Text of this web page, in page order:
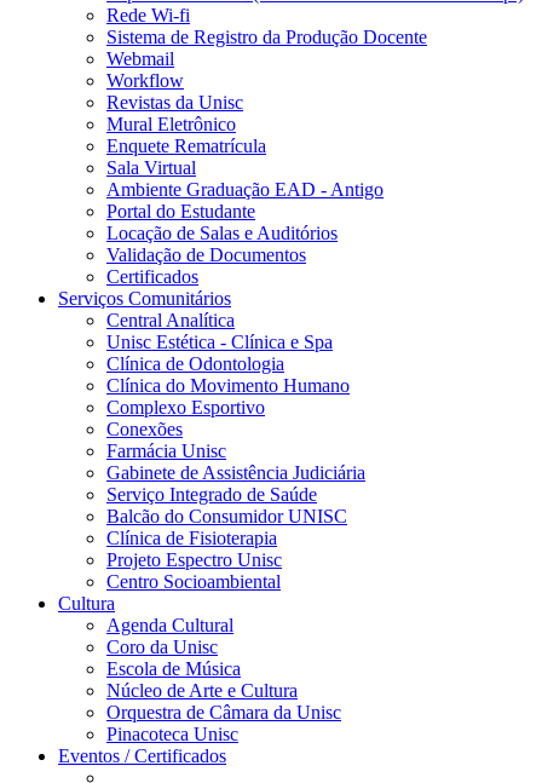
Rede Wi-fi
Sistema de Registro da Produção Docente
Webmail
Workflow
Revistas da Unisc
Mural Eletrônico
Enquete Rematrícula
Sala Virtual
Ambiente Graduação EAD - Antigo
Portal do Estudante
Locação de Salas e Auditórios
Validação de Documentos
Certificados
Serviços Comunitários
Central Analítica
Unisc Estética - Clínica e Spa
Clínica de Odontologia
Clínica do Movimento Humano
Complexo Esportivo
Conexões
Farmácia Unisc
Gabinete de Assistência Judiciária
Serviço Integrado de Saúde
Balcão do Consumidor UNISC
Clínica de Fisioterapia
Projeto Espectro Unisc
Centro Socioambiental
Cultura
Agenda Cultural
Coro da Unisc
Escola de Música
Núcleo de Arte e Cultura
Orquestra de Câmara da Unisc
Pinacoteca Unisc
Eventos / Certificados